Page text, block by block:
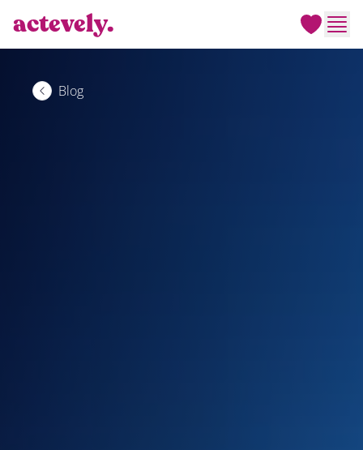
actevely.
Blog